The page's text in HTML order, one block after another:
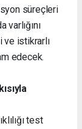
süreçleri
varlığını
ve istikrarlı
edecek.
test